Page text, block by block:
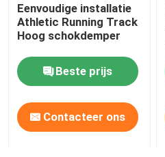
Eenvoudige installatie
Athletic Running Track
Hoog schokdemper
Beste prijs
Contacteer ons